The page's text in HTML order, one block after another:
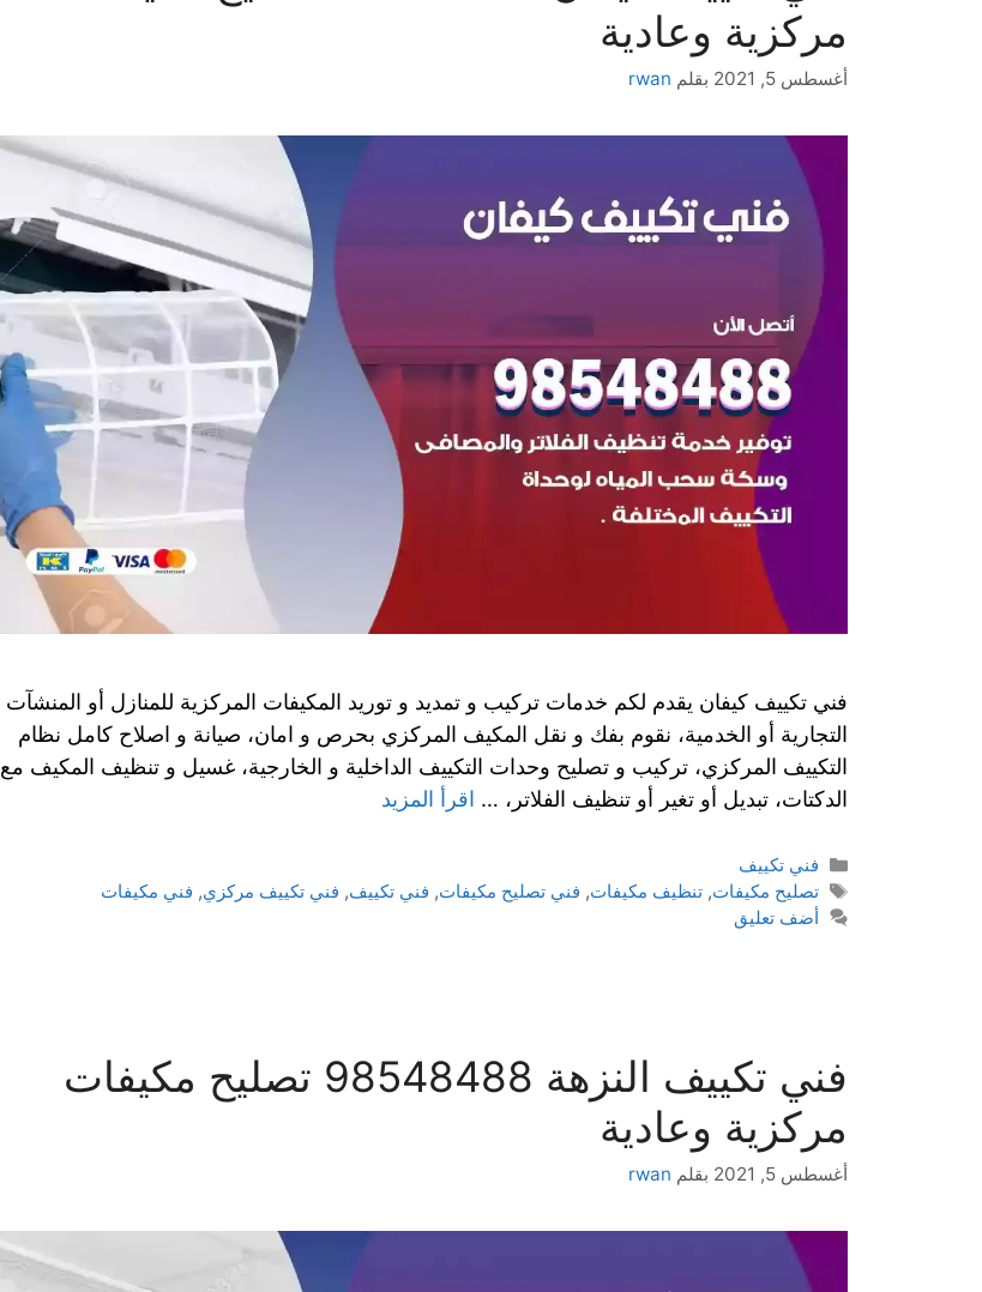
مركزية وعادية
أغسطس 5, 2021 بقلم rwan
فني تكييف كيفان يقدم لكم خدمات تركيب و تمديد و توريد المكيفات المركزية للمنازل أو المنشآت
التجارية أو الخدمية، نقوم بفك و نقل المكيف المركزي بحرص و امان، صيانة و اصلاح كامل نظام
التكييف المركزي، تركيب و تصليح وحدات التكييف الداخلية و الخارجية، غسيل و تنظيف المكيف مع
الدكتات، تبديل أو تغير أو تنظيف الفلاتر، … اقرأ المزيد
فني تكييف
تصليح مكيفات,تنظيف مكيفات, فني تصليح مكيفات, فني تكييف, فني تكييف مركزي, فني مكيفات
أضف تعليق
فني تكييف النزهة 98548488 تصليح مكيفات
مركزية وعادية
أغسطس 5, 2021 بقلم rwan